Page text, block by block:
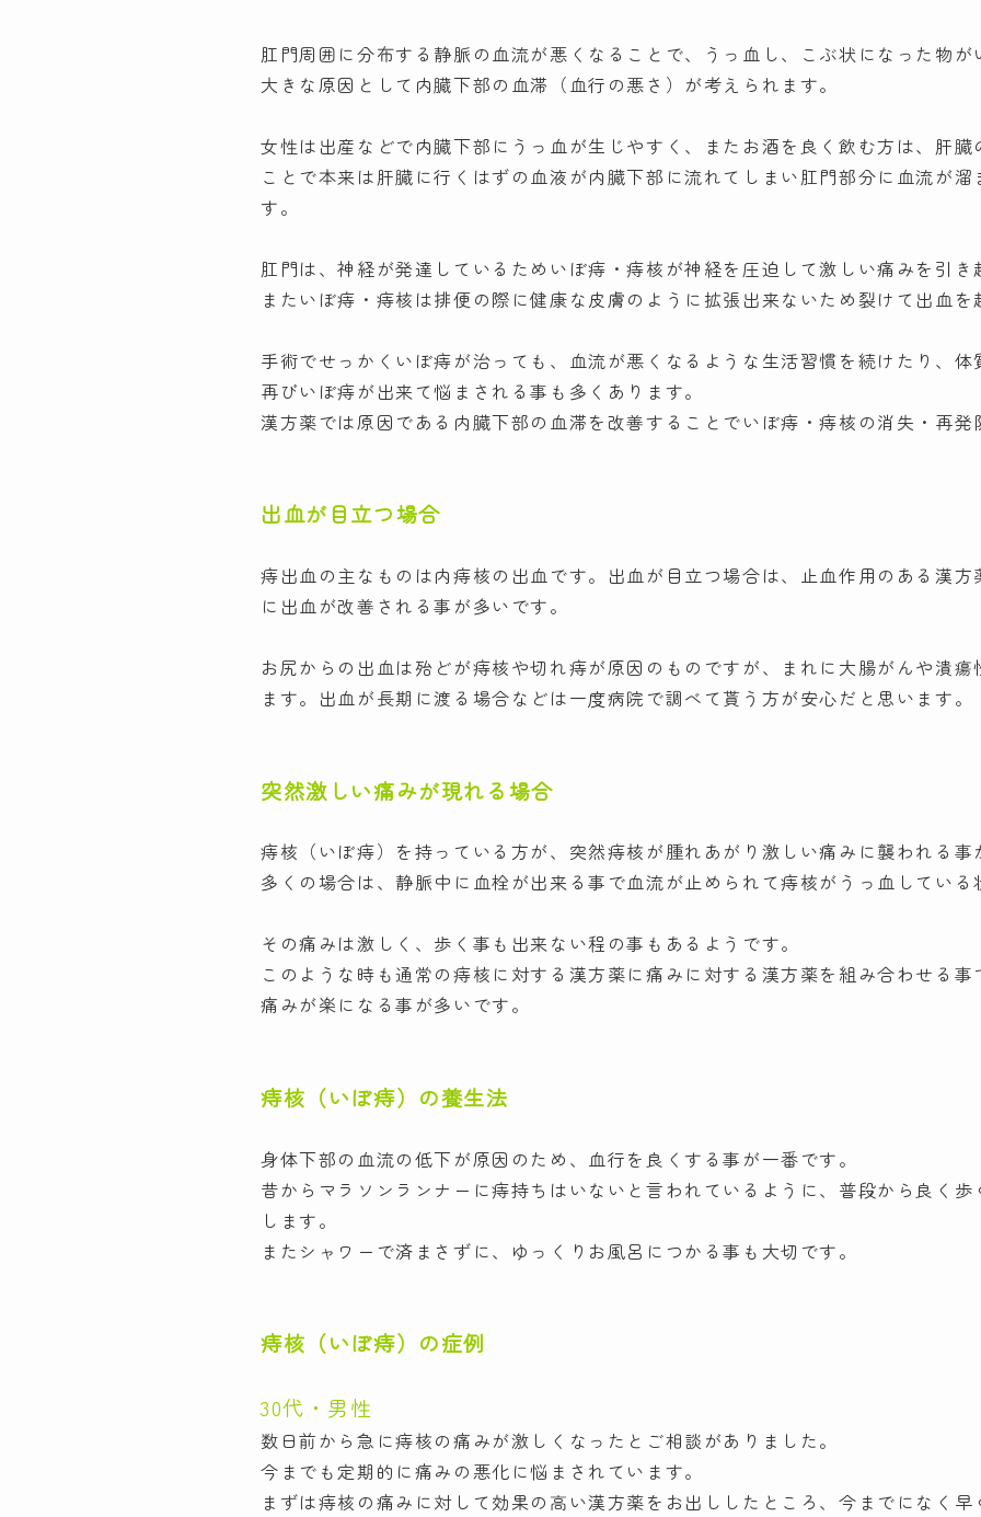
肛門周囲に分布する静脈の血流が悪くなることで、うっ血し、こぶ状になった物が
大きな原因として内臓下部の血滞（血行の悪さ）が考えられます。
女性は出産などで内臓下部にうっ血が生じやすく、またお酒を良く飲む方は、肝臓
ことで本来は肝臓に行くはずの血液が内臓下部に流れてしまい肛門部分に血流が溜
す。
肛門は、神経が発達しているためいぼ痔・痔核が神経を圧迫して激しい痛みを引き
またいぼ痔・痔核は排便の際に健康な皮膚のように拡張出来ないため裂けて出血を
手術でせっかくいぼ痔が治っても、血流が悪くなるような生活習慣を続けたり、体
再びいぼ痔が出来て悩まされる事も多くあります。
漢方薬では原因である内臓下部の血滞を改善することでいぼ痔・痔核の消失・再発
出血が目立つ場合
痔出血の主なものは内痔核の出血です。出血が目立つ場合は、止血作用のある漢
に出血が改善される事が多いです。
お尻からの出血は殆どが痔核や切れ痔が原因のものですが、まれに大腸がんや潰瘍
ます。出血が長期に渡る場合などは一度病院で調べて貰う方が安心だと思います。
突然激しい痛みが現れる場合
痔核（いぼ痔）を持っている方が、突然痔核が腫れあがり激しい痛みに襲われる事
多くの場合は、静脈中に血栓が出来る事で血流が止められて痔核がうっ血している
その痛みは激しく、歩く事も出来ない程の事もあるようです。
このような時も通常の痔核に対する漢方薬に痛みに対する漢方薬を組み合わせる
痛みが楽になる事が多いです。
痔核（いぼ痔）の養生法
身体下部の血流の低下が原因のため、血行を良くする事が一番です。
昔からマラソンランナーに痔持ちはいないと言われているように、普段から良く
します。
またシャワーで済まさずに、ゆっくりお風呂につかる事も大切です。
痔核（いぼ痔）の症例
30代・男性
数日前から急に痔核の痛みが激しくなったとご相談がありました。
今までも定期的に痛みの悪化に悩まされています。
まずは痔核の痛みに対して効果の高い漢方薬をお出ししたところ、今までになく